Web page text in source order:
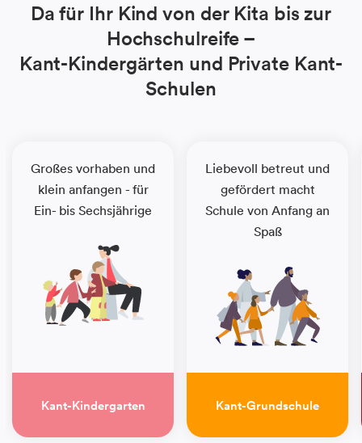
Da für Ihr Kind von der Kita bis zur
Hochschulreife –
Kant-Kindergärten und Private Kant-
Schulen
Großes vorhaben und
klein anfangen - für
Ein- bis Sechsjährige
Kant-Kindergarten
Liebevoll betreut und
gefördert macht
Schule von Anfang an
Spaß
Kant-Grundschule